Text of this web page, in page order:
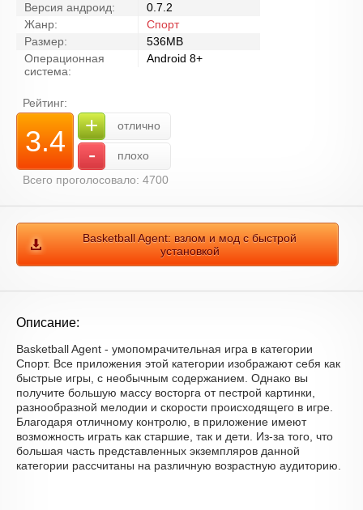
Версия андроид:
0.7.2
Жанр:
Спорт
Размер:
536MB
Операционная
система:
Android 8+
Рейтинг:
3.4 + отлично
-
плохо
Всего проголосовало: 4700
Basketball Agent: взлом и мод с быстрой
установкой
Описание:
Basketball Agent - умопомрачительная игра в категории
Спорт. Все приложения этой категории изображают себя как
быстрые игры, с необычным содержанием. Однако вы
получите большую массу восторга от пестрой картинки,
разнообразной мелодии и скорости происходящего в игре.
Благодаря отличному контролю, в приложение имеют
возможность играть как старшие, так и дети. Из-за того, что
большая часть представленных экземпляров данной
категории рассчитаны на различную возрастную аудиторию.